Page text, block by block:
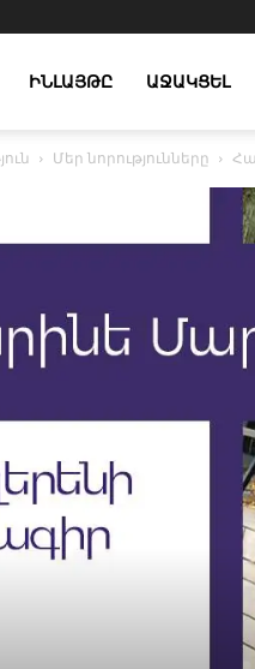
ԻՆԼԱՅԹԸ ԱՋԱԿՑԵԼ
Մեր նորությունները